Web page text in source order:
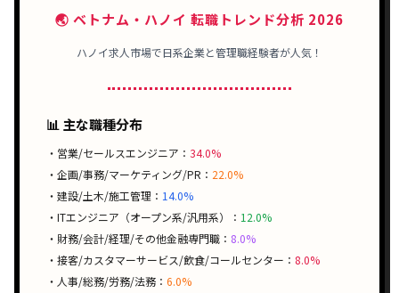
🌏 ベトナム・ハノイ 転職トレンド分析 2026
ハノイ求人市場で日系企業と管理職経験者が人気！
📊 主な職種分布
・営業/セールスエンジニア： 34.0%
・企画/事務/マーケティング/PR： 22.0%
・建設/土木/施工管理： 14.0%
・ITエンジニア（オープン系/汎用系）： 12.0%
・財務/会計/経理/その他金融専門職： 8.0%
・接客/カスタマーサービス/飲食/コールセンター： 8.0%
・人事/総務/労務/法務： 6.0%